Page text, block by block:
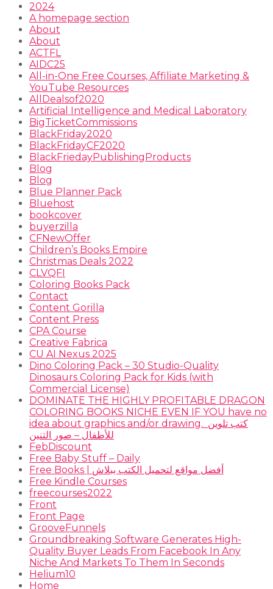
2024
A homepage section
About
About
ACTFL
AIDC25
All-in-One Free Courses, Affiliate Marketing &
YouTube Resources
AllDealsof2020
Artificial Intelligence and Medical Laboratory
BigTicketCommissions
BlackFriday2020
BlackFridayCF2020
BlackFriedayPublishingProducts
Blog
Blog
Blue Planner Pack
Bluehost
bookcover
buyerzilla
CFNewOffer
Children’s Books Empire
Christmas Deals 2022
CLVQFI
Coloring Books Pack
Contact
Content Gorilla
Content Press
CPA Course
Creative Fabrica
CU AI Nexus 2025
Dino Coloring Pack – 30 Studio-Quality
Dinosaurs Coloring Pack for Kids (with
Commercial License)
DOMINATE THE HIGHLY PROFITABLE DRAGON
COLORING BOOKS NICHE EVEN IF YOU have no
idea about graphics and/or drawing. ​ كتب تلوين
للأطفال – صور التنين
FebDiscount
Free Baby Stuff – Daily
Free Books | أفضل مواقع لتحميل الكتب ببلاش
Free Kindle Courses
freecourses2022
Front
Front Page
GrooveFunnels
Groundbreaking Software Generates High-
Quality Buyer Leads From Facebook In Any
Niche And Markets To Them In Seconds
Helium10
Home